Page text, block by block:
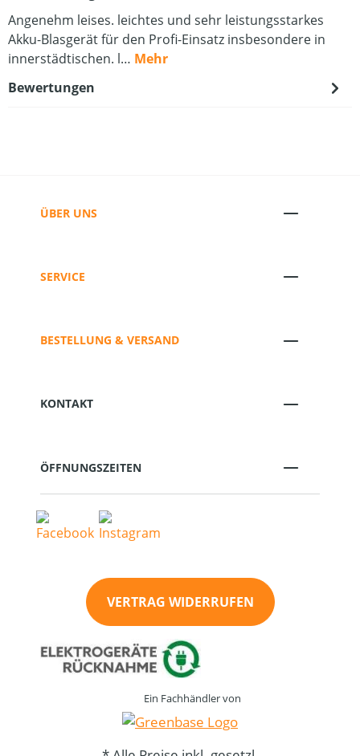
Angenehm leises. leichtes und sehr leistungsstarkes
Akku-Blasgerät für den Profi-Einsatz insbesondere in
innerstädtischen. l… Mehr
Bewertungen
ÜBER UNS
SERVICE
BESTELLUNG & VERSAND
KONTAKT
ÖFFNUNGSZEITEN
VERTRAG WIDERRUFEN
Ein Fachhändler von